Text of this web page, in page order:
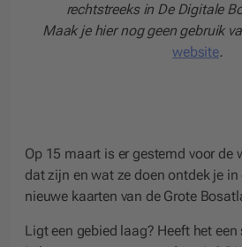
rechtstreeks in De Digitale
Maak je hier nog geen gebruik
website.
Op 15 maart is er gestemd voor
dat zijn en wat ze doen ontdek je
nieuwe kaarten van de Grote
Ligt een gebied laag? Heeft het